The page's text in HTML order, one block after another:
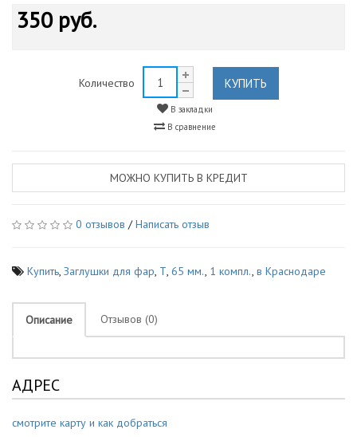
350 руб.
Количество КУПИТЬ
В закладки
В сравнение
МОЖНО КУПИТЬ В КРЕДИТ
0 отзывов /Написать отзыв
Купить, Заглушки для фар, Т, 65 мм., 1 компл., в Краснодаре
Описание Отзывов (0)
АДРЕС
смотрите карту и как добраться